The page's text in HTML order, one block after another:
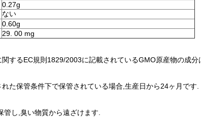
0.27g
ない
0.60g
29. 00 mg
するEC規則1829/2003に記載されているGMO原産物の成分
た保管条件下で保管されている場合,生産日から24ヶ月です.
し,臭い物質から遠ざけます.